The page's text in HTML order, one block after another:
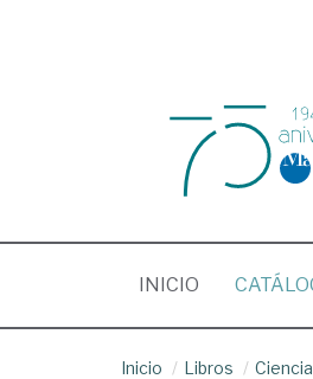
INICIO (CURRENT)
Inicio Libros